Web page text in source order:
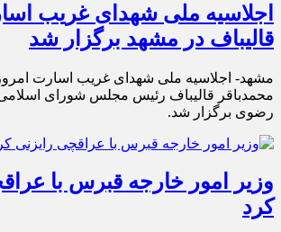
اجلاسیه ملی شهدای غریب
قالیباف در مشهد برگزار شد
مشهد- اجلاسیه ملی شهدای غریب اسارت
محمدباقر قالیباف رئیس مجلس شورای
رضوی برگزار شد.
وزیر امور خارجه قبرس با
کرد